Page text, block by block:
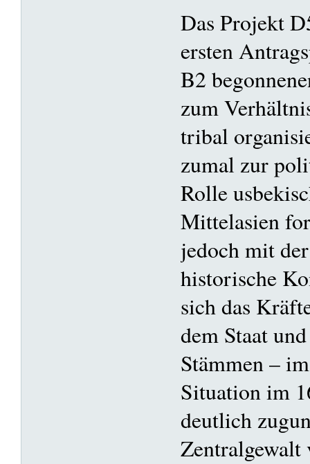
Das Projekt
ersten
B2
zum
tribal
zumal zur
Rolle
Mittelasien
jedoch mit
historische
sich das
dem Staat
Stämmen –
Situation im
deutlich
Zentralgewalt